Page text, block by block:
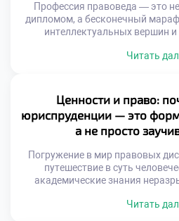
Профессия правоведа — это
дипломом, а бесконечный
интеллектуальных вершин
или судебный прецедент
поэтому осознанное
закладывает тот самый
который превращает
Читать
Ценности и право:
юриспруденции — это
а не просто
Погружение в мир правовых
путешествие в суть
академические знания
пространстве, среди
Читать